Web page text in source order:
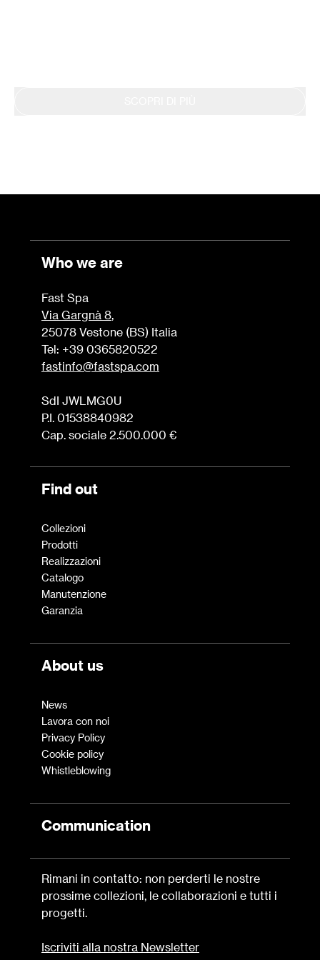
Who we are
Fast Spa
Via Gargnà 8,
25078 Vestone (BS) Italia
Tel: +39 0365820522
fastinfo@fastspa.com
SdI JWLMG0U
P.I. 01538840982
Cap. sociale 2.500.000 €
Find out
Collezioni
Prodotti
Realizzazioni
Catalogo
Manutenzione
Garanzia
About us
News
Lavora con noi
Privacy Policy
Cookie policy
Whistleblowing
Communication
Rimani in contatto: non perderti le nostre
prossime collezioni, le collaborazioni e tutti i
progetti.
Iscriviti alla nostra Newsletter